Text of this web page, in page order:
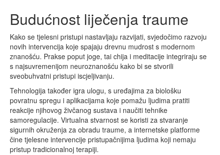
Budućnost liječenja traume
Kako se tjelesni pristupi nastavljaju razvijati, svjedočimo razvoju
novih intervencija koje spajaju drevnu mudrost s modernom
znanošću. Prakse poput joge, tai chija i meditacije integriraju se
s najsuvremenijom neuroznanošću kako bi se stvorili
sveobuhvatni pristupi iscjeljivanju.
Tehnologija također igra ulogu, s uređajima za biološku
povratnu spregu i aplikacijama koje pomažu ljudima pratiti
reakcije njihovog živčanog sustava i naučiti tehnike
samoregulacije. Virtualna stvarnost se koristi za stvaranje
sigurnih okruženja za obradu traume, a internetske platforme
čine tjelesne intervencije pristupačnijima ljudima koji nemaju
pristup tradicionalnoj terapiji.